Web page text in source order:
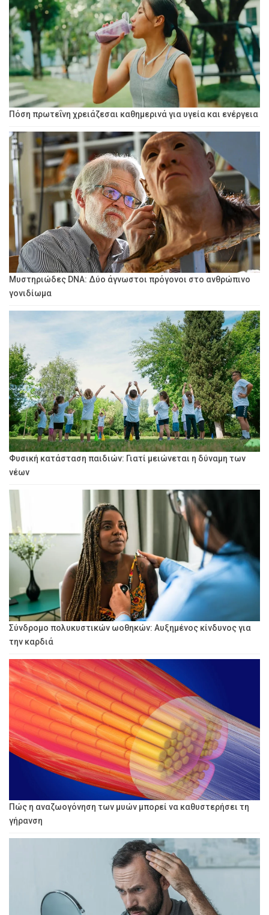
Πόση πρωτεΐνη χρειάζεσαι καθημερινά για υγεία και ενέργεια
Μυστηριώδες DNA: Δύο άγνωστοι πρόγονοι στο ανθρώπινο
γονιδίωμα
Φυσική κατάσταση παιδιών: Γιατί μειώνεται η δύναμη των
νέων
Σύνδρομο πολυκυστικών ωοθηκών: Αυξημένος κίνδυνος για
την καρδιά
Πώς η αναζωογόνηση των μυών μπορεί να καθυστερήσει τη
γήρανση